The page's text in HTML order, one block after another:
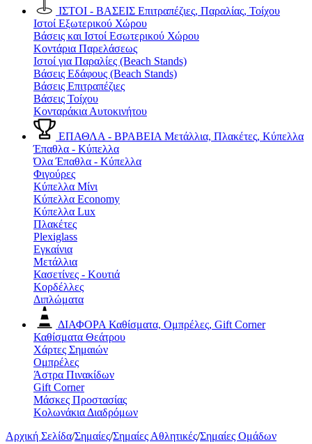
ΙΣΤΟΙ - ΒΑΣΕΙΣ Επιτραπέζιες, Παραλίας, Τοίχου
Ιστοί Εξωτερικού Χώρου
Βάσεις και Ιστοί Εσωτερικού Χώρου
Κοντάρια Παρελάσεως
Ιστοί για Παραλίες (Beach Stands)
Βάσεις Εδάφους (Beach Stands)
Βάσεις Επιτραπέζιες
Βάσεις Τοίχου
Κονταράκια Αυτοκινήτου
ΕΠΑΘΛΑ - ΒΡΑΒΕΙΑ Μετάλλια, Πλακέτες, Κύπελλα
Έπαθλα - Κύπελλα
Όλα Έπαθλα - Κύπελλα
Φιγούρες
Κύπελλα Μίνι
Κύπελλα Economy
Κύπελλα Lux
Πλακέτες
Plexiglass
Εγκαίνια
Μετάλλια
Κασετίνες - Κουτιά
Κορδέλλες
Διπλώματα
ΔΙΑΦΟΡΑ Καθίσματα, Ομπρέλες, Gift Corner
Καθίσματα Θεάτρου
Χάρτες Σημαιών
Ομπρέλες
Άστρα Πινακίδων
Gift Corner
Μάσκες Προστασίας
Κολωνάκια Διαδρόμων
Αρχική Σελίδα/Σημαίες/Σημαίες Αθλητικές/Σημαίες Ομάδων